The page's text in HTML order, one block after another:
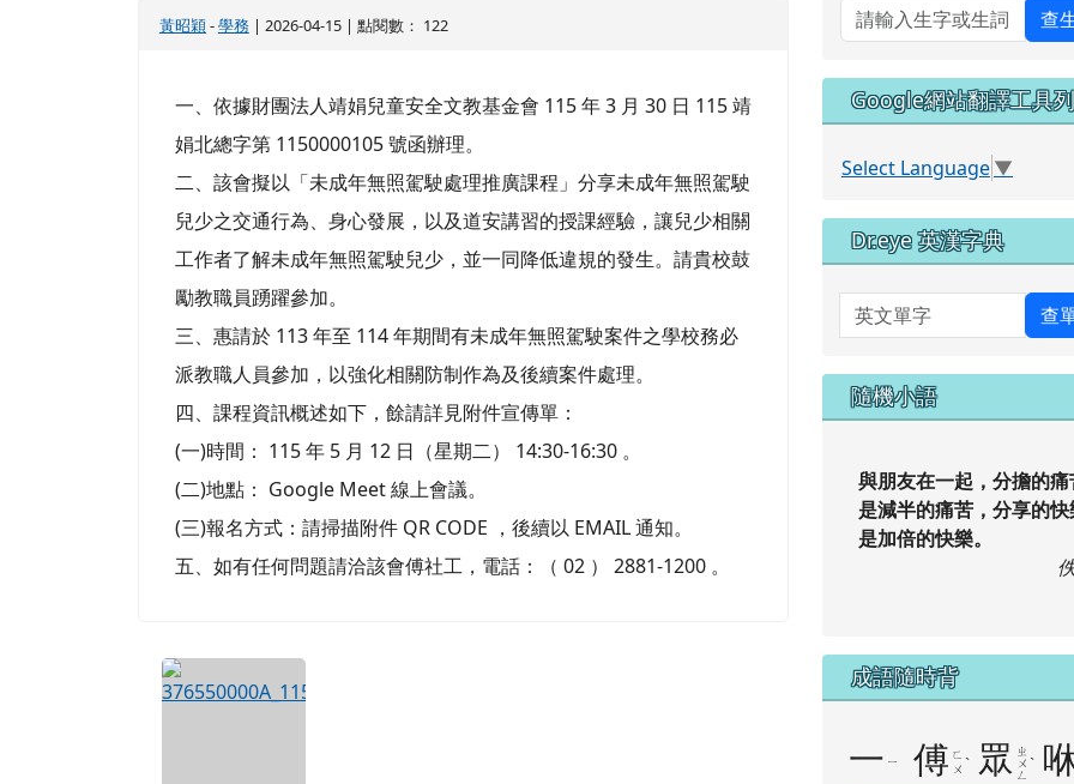
黃昭穎-學務| 2026-04-15 | 點閱數： 122
一、依據財團法人靖娟兒童安全文教基金會 115 年 3 月 30 日 115 靖
娟北總字第 1150000105 號函辦理。
二、該會擬以「未成年無照駕駛處理推廣課程」分享未成年無照駕駛
兒少之交通行為、身心發展，以及道安講習的授課經驗，讓兒少相關
工作者了解未成年無照駕駛兒少，並一同降低違規的發生。請貴校鼓
勵教職員踴躍參加。
三、惠請於 113 年至 114 年期間有未成年無照駕駛案件之學校務必
派教職人員參加，以強化相關防制作為及後續案件處理。
四、課程資訊概述如下，餘請詳見附件宣傳單：
(一)時間： 115 年 5 月 12 日（星期二） 14:30-16:30 。
(二)地點： Google Meet 線上會議。
(三)報名方式：請掃描附件 QR CODE ，後續以 EMAIL 通知。
五、如有任何問題請洽該會傅社工，電話：（ 02 ） 2881-1200 。
查
Google網站翻譯工具列
Select Language▼
Dr.eye 英漢字典
英文單字 查
隨機小語
與朋友在一起，分擔的痛
是減半的痛苦，分享的快
是加倍的快樂。
成語隨時背
一 ㄧ 傅 ㄈ
ㄨ ˋ 眾
ㄓ
ㄨ
ㄥ
ˋ